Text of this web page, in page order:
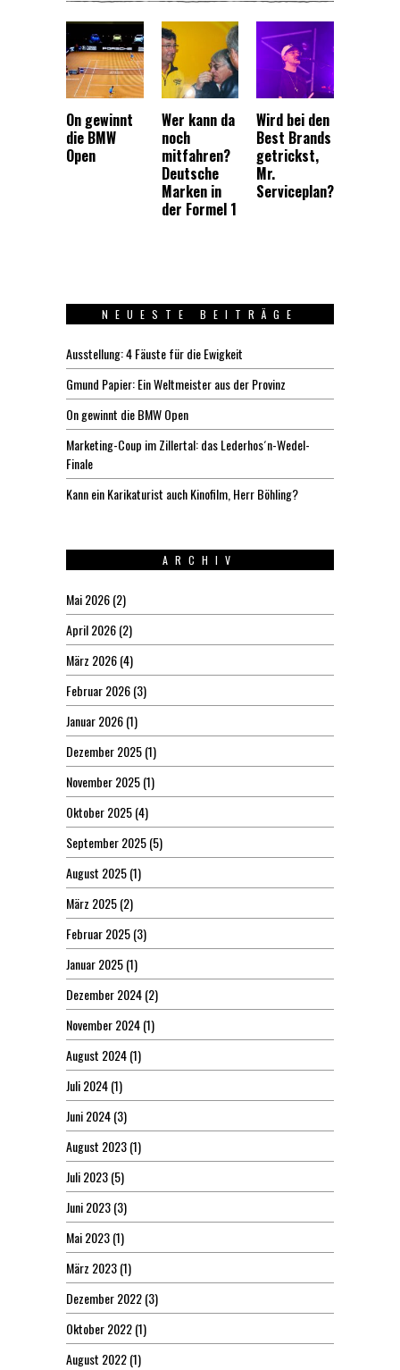
On gewinnt
die BMW
Open
Wer kann da
noch
mitfahren?
Deutsche
Marken in
der Formel 1
Wird bei den
Best Brands
getrickst,
Mr.
Serviceplan?
NEUESTE BEITRÄGE
Ausstellung: 4 Fäuste für die Ewigkeit
Gmund Papier: Ein Weltmeister aus der Provinz
On gewinnt die BMW Open
Marketing-Coup im Zillertal: das Lederhos´n-Wedel-
Finale
Kann ein Karikaturist auch Kinofilm, Herr Böhling?
ARCHIV
Mai 2026(2)
April 2026(2)
März 2026(4)
Februar 2026(3)
Januar 2026(1)
Dezember 2025(1)
November 2025(1)
Oktober 2025(4)
September 2025(5)
August 2025(1)
März 2025(2)
Februar 2025(3)
Januar 2025(1)
Dezember 2024(2)
November 2024(1)
August 2024(1)
Juli 2024(1)
Juni 2024(3)
August 2023(1)
Juli 2023(5)
Juni 2023(3)
Mai 2023(1)
März 2023(1)
Dezember 2022(3)
Oktober 2022(1)
August 2022(1)